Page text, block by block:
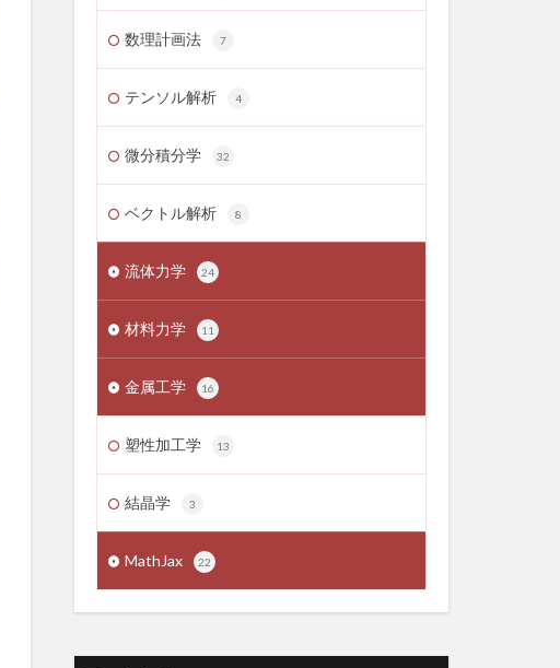
数理計画法 7
テンソル解析 4
微分積分学 32
ベクトル解析 8
流体力学 24
材料力学 11
金属工学 16
塑性加工学 13
結晶学 3
MathJax 22